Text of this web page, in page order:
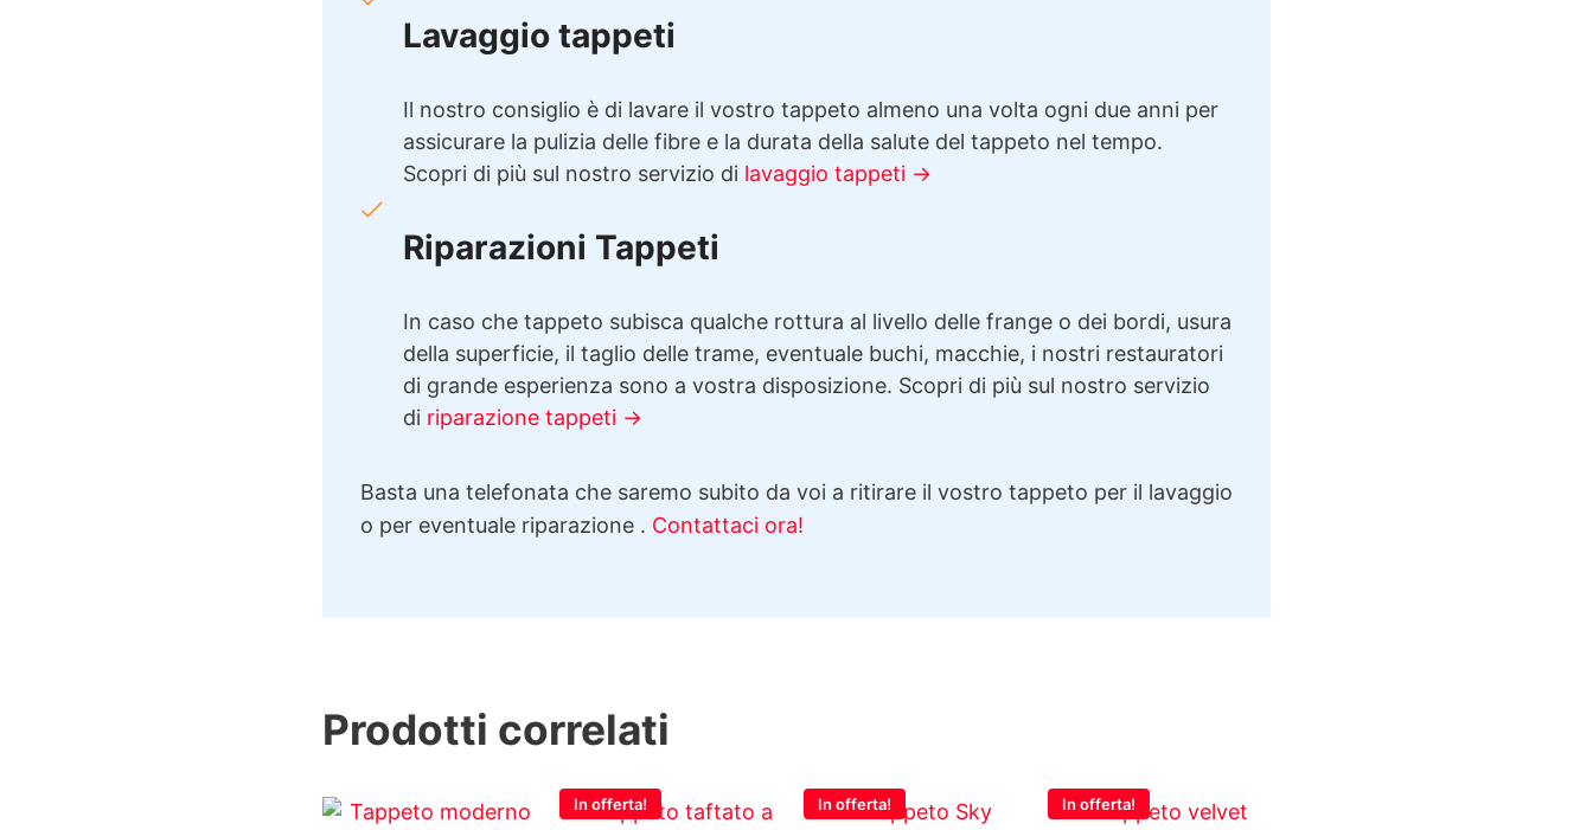
Lavaggio tappeti
Il nostro consiglio è di lavare il vostro tappeto almeno una volta ogni due anni per
assicurare la pulizia delle fibre e la durata della salute del tappeto nel tempo.
Scopri di più sul nostro servizio di lavaggio tappeti →
Riparazioni Tappeti
In caso che tappeto subisca qualche rottura al livello delle frange o dei bordi, usura
della superficie, il taglio delle trame, eventuale buchi, macchie, i nostri restauratori
di grande esperienza sono a vostra disposizione. Scopri di più sul nostro servizio
di riparazione tappeti →
Basta una telefonata che saremo subito da voi a ritirare il vostro tappeto per il lavaggio
o per eventuale riparazione . Contattaci ora!
Prodotti correlati
In offerta! In offerta! In offerta!